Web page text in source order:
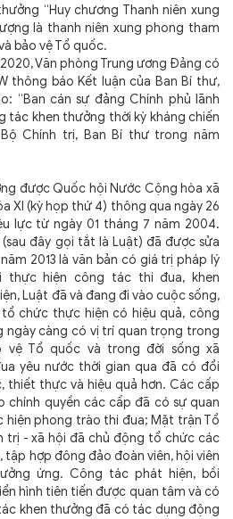
“Huy chương Thanh niên xung
là thanh niên xung phong tham
bảo vệ Tổ quốc.
Văn phòng Trung ương Đảng có
thông báo Kết luận của Ban Bí thư,
“Ban cán sự đảng Chính phủ lãnh
tác khen thưởng thời kỳ kháng chiến
Chính trị, Ban Bí thư trong năm
được Quốc hội Nước Cộng hòa xã
XI (kỳ họp thứ 4) thông qua ngày 26
lực từ ngày 01 tháng 7 năm 2004.
(sau đây gọi tắt là Luật) đã được sửa
2013 là văn bản có giá trị pháp lý
thực hiện công tác thi đua, khen
Luật đã và đang đi vào cuộc sống,
chức thực hiện có hiệu quả, công
ngày càng có vị trí quan trọng trong
vệ Tổ quốc và trong đời sống xã
yêu nước thời gian qua đã có đổi
thiết thực và hiệu quả hơn. Các cấp
chính quyền các cấp đã có sự quan
hiện phong trào thi đua; Mặt trận Tổ
trị - xã hội đã chủ động tổ chức các
hợp đông đảo đoàn viên, hội viên
ứng. Công tác phát hiện, bồi
hình tiên tiến được quan tâm và có
khen thưởng đã có tác dụng động